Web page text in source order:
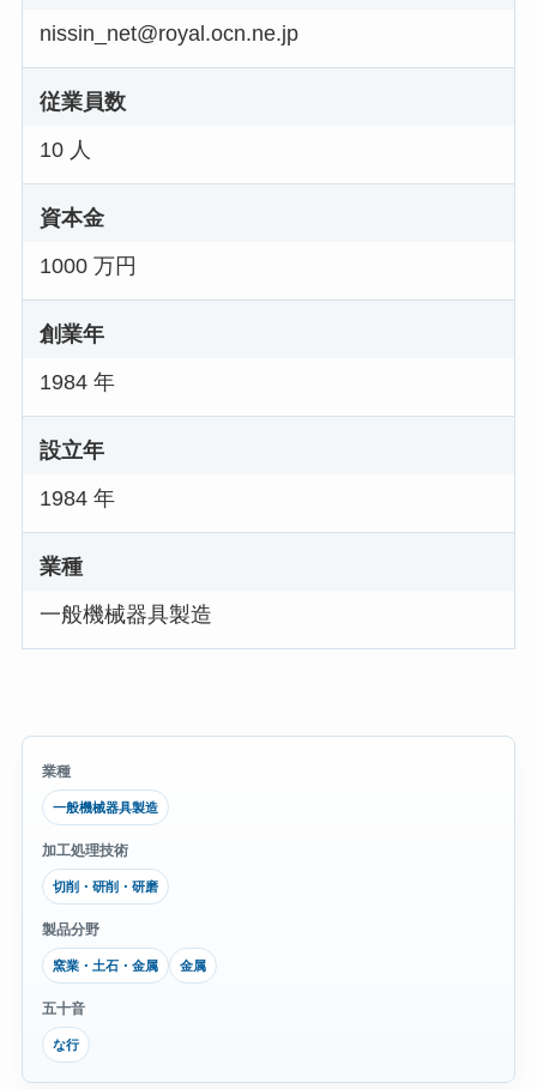
nissin_net@royal.ocn.ne.jp
従業員数
10 人
資本金
1000 万円
創業年
1984 年
設立年
1984 年
業種
一般機械器具製造
業種
一般機械器具製造
加工処理技術
切削・研削・研磨
製品分野
窯業・土石・金属 金属
五十音
な行